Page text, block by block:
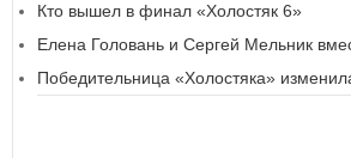
Кто вышел в финал «Холостяк 6»
Елена Головань и Сергей Мельник
Победительница «Холостяка»